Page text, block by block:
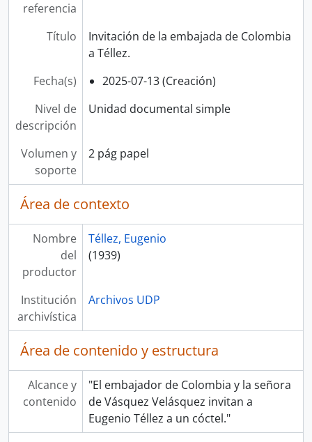
referencia
Título
Invitación de la embajada de Colombia
a Téllez.
Fecha(s)
2025-07-13 (Creación)
Nivel de
descripción
Unidad documental simple
Volumen y
soporte
2 pág papel
Área de contexto
Nombre
del
productor
Téllez, Eugenio
(1939)
Institución
archivística
Archivos UDP
Área de contenido y estructura
Alcance y
contenido
"El embajador de Colombia y la señora
de Vásquez Velásquez invitan a
Eugenio Téllez a un cóctel."